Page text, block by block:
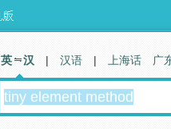
英 汉 | 汉语 | 上海话 广